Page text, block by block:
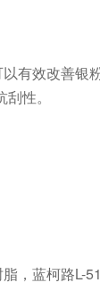
有效改善银
性。
，蓝柯路L-